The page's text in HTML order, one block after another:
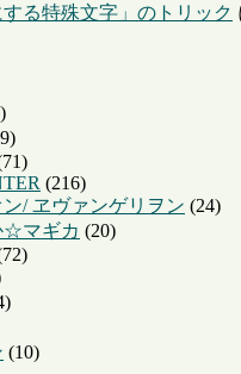
る特殊文字」のトリック
(216)
/ ヱヴァンゲリヲン (24)
☆マギカ (20)
(10)